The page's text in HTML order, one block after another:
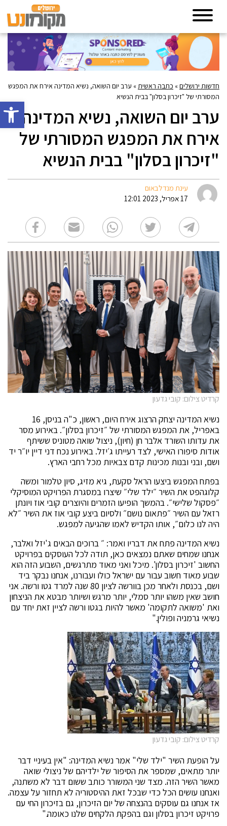
פתח
חדשות ירושלים» כתבה ראשית» ערב יום השואה, נשיא המדינה אירח את המפגש
המסורתי של "זיכרון בסלון" בבית הנשיא
ערב יום השואה, נשיא המדינה
אירח את המפגש המסורתי של
"זיכרון בסלון" בבית הנשיא
עינת מנדלבאום
17 אפריל, 2023 12:01
קרדיט צילום: קובי גדעון
נשיא המדינה יצחק הרצוג אירח היום, ראשון, כ"ה בניסן, 16
באפריל, את המפגש המסורתי של ״זיכרון בסלון״. באירוע מסר
את עדותו השורד אלבר חן (חיון), ניצול שואה מטוניס ששיתף
אודות סיפורו האישי, לצד רעייתו ג׳יזל. באירוע נכח דני דיין יו״ר יד
ושם, ובני ובנות מכינות קדם צבאיות מכל רחבי הארץ.
בפתח המפגש ביצעו הראל סקעת, גיא מזיג, סיון טלמור ומשה
קלוגהפט את השיר ״ילד שלי״ שיצרו במסגרת הפרויקט המוסיקלי
״פסקול שלישי״. בהמשך הופיעו הזמרים והיוצרים קובי אוז ויונתן
רזאל עם השיר ״פתאום נושם״ ולסיום ביצע קובי אוז את השיר ״לא
היה לנו כלום״, אותו הקדיש לאמו שהגיעה למפגש.
נשיא המדינה פתח את דבריו ואמר: ״ ברוכים הבאים ג'יזל ואלבר,
אנחנו שמחים שאתם נמצאים כאן, תודה לכל העוסקים בפרויקט
החשוב 'זיכרון בסלון'. מיכל ואני מאוד מתרגשים, השבוע הזה הוא
שבוע מאוד חשוב עבור עם ישראל כולו ועבורנו, אנחנו נבקר ביד
ושם, בכנסת ולאחר מכן בוורשה לציון 80 שנה למרד גטו ורשה. אני
חושב שאין משהו יותר סמלי, יותר מרגש ושיותר מבטא את הניצחון
ואת 'משואה לתקומה' מאשר להיות בגטו ורשה לציין זאת יחד עם
נשיאי גרמניה ופולין."
קרדיט צילום: קובי גדעון
על הופעת השיר "ילד שלי" אמר נשיא המדינה: "אין בעיניי דבר
יותר מתאים, שמספר את הסיפור של ילדיהם של ניצולי שואה
מאשר השיר הזה. מצד שני המשורר כותב ששום דבר לא משתנה,
ואנחנו עושים הכל כדי שבכל זאת ההיסטוריה לא תחזור על עצמה.
אז אנחנו גם עוסקים בהנצחה של יום הזיכרון, גם בזיכרון החי עם
פרויקט זיכרון בסלון וגם בהפקת הלקחים שלנו כאומה."